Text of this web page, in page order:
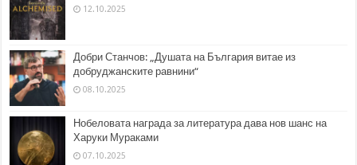
12.10.2025
Добри Станчов: „Душата на България витае из
добруджанските равнини“
08.10.2025
Нобеловата награда за литература дава нов шанс на
Харуки Мураками
07.10.2025